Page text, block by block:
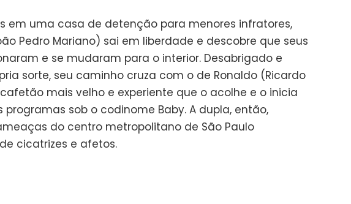
em uma casa de detenção para menores infratores,
Pedro Mariano) sai em liberdade e descobre que seus
e se mudaram para o interior. Desabrigado e
sorte, seu caminho cruza com o de Ronaldo (Ricardo
mais velho e experiente que o acolhe e o inicia
programas sob o codinome Baby. A dupla, então,
do centro metropolitano de São Paulo
cicatrizes e afetos.